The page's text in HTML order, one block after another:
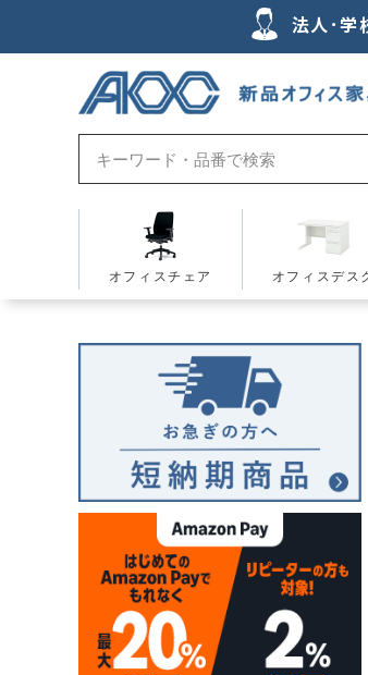
法人･学
オフィスチェア オフィスデス